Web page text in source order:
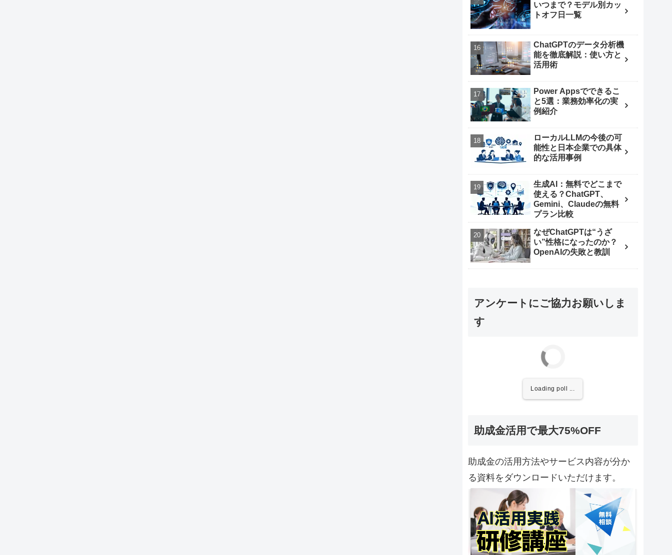
いつまで？モデル別カッ
トオフ日一覧
ChatGPTのデータ分析機
能を徹底解説：使い方と
活用術
Power Appsでできるこ
と5選：業務効率化の実
例紹介
ローカルLLMの今後の可
能性と日本企業での具体
的な活用事例
生成AI：無料でどこまで
使える？ChatGPT、
Gemini、Claudeの無料
プラン比較
なぜChatGPTは“うざ
い”性格になったのか？
OpenAIの失敗と教訓
アンケートにご協力お願いしま
す
Loading poll ...
助成金活用で最大75%OFF
助成金の活用方法やサービス内容が分か
る資料をダウンロードいただけます。